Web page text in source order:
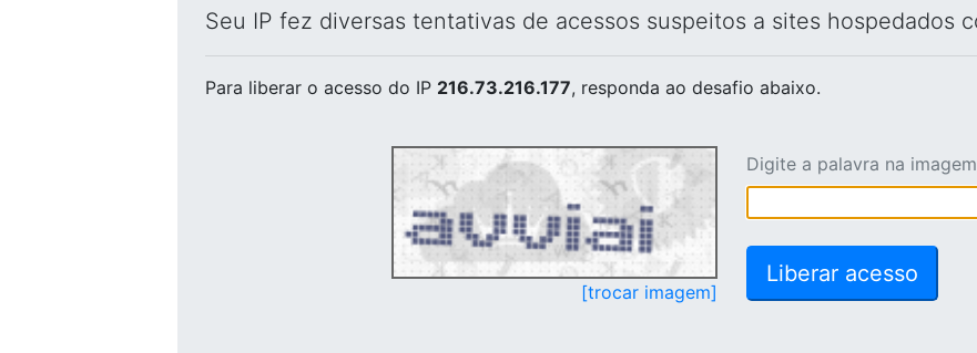
Seu IP fez diversas tentativas de acessos suspeitos a sites hospedados
Para liberar o acesso do IP 216.73.216.177, responda ao desafio abaixo.
[trocar imagem]
Digite a palavra na